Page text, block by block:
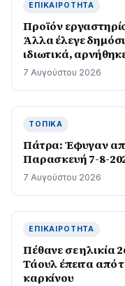
ΕΠΙΚΑΙΡΌΤΗΤΑ
Προϊόν
Άλλα έλεγε
ιδιωτικά,
Κογκρέσο
7 Αυγούστου 2026
ΤΟΠΙΚΆ
Πάτρα: Έφυγαν
Παρασκευή 7-8-
7 Αυγούστου 2026
ΕΠΙΚΑΙΡΌΤΗΤΑ
Πέθανε σε ηλικία
Τάουλ έπειτα από
καρκίνου